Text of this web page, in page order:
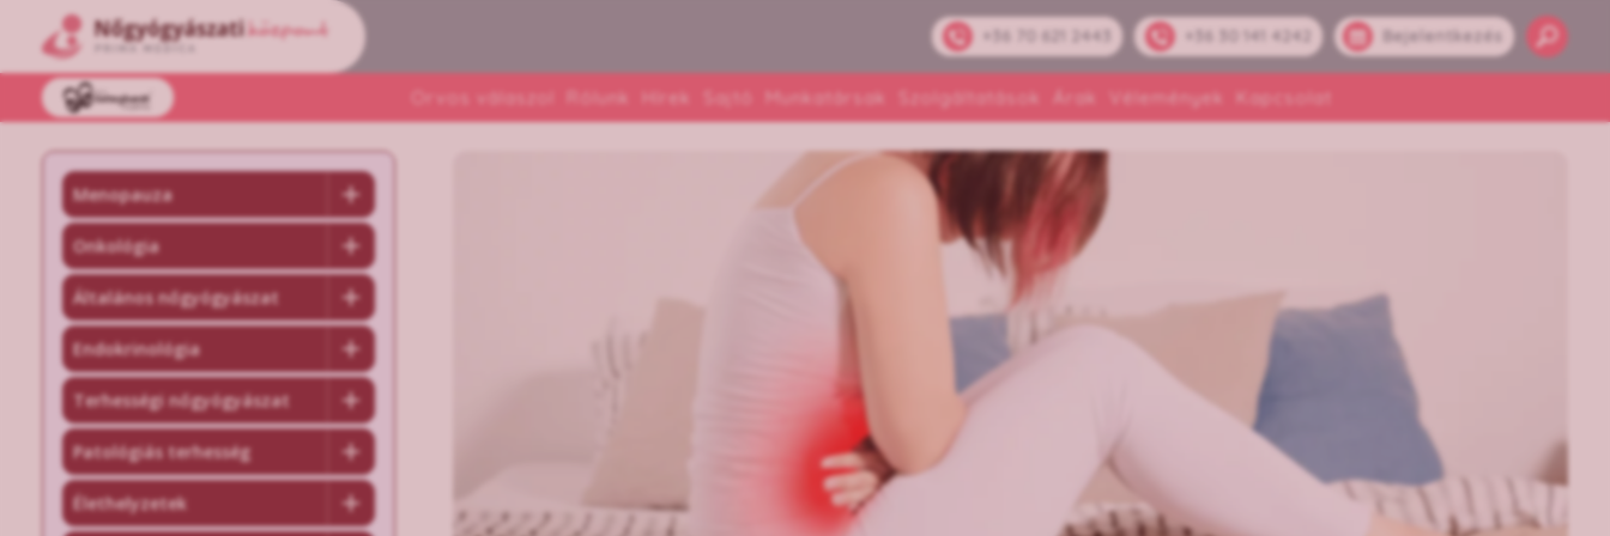
+36 70 621 2443 +36 30 141 4242 Bejelentkezés
Orvos válaszol Rólunk Hírek Sajtó Munkatársak Szolgáltatások Árak Vélemények Kapcsolat
Menopauza
Onkológia
Általános nőgyógyászat
Endokrinológia
Terhességi nőgyógyászat
Patológiás terhesség
Élethelyzetek